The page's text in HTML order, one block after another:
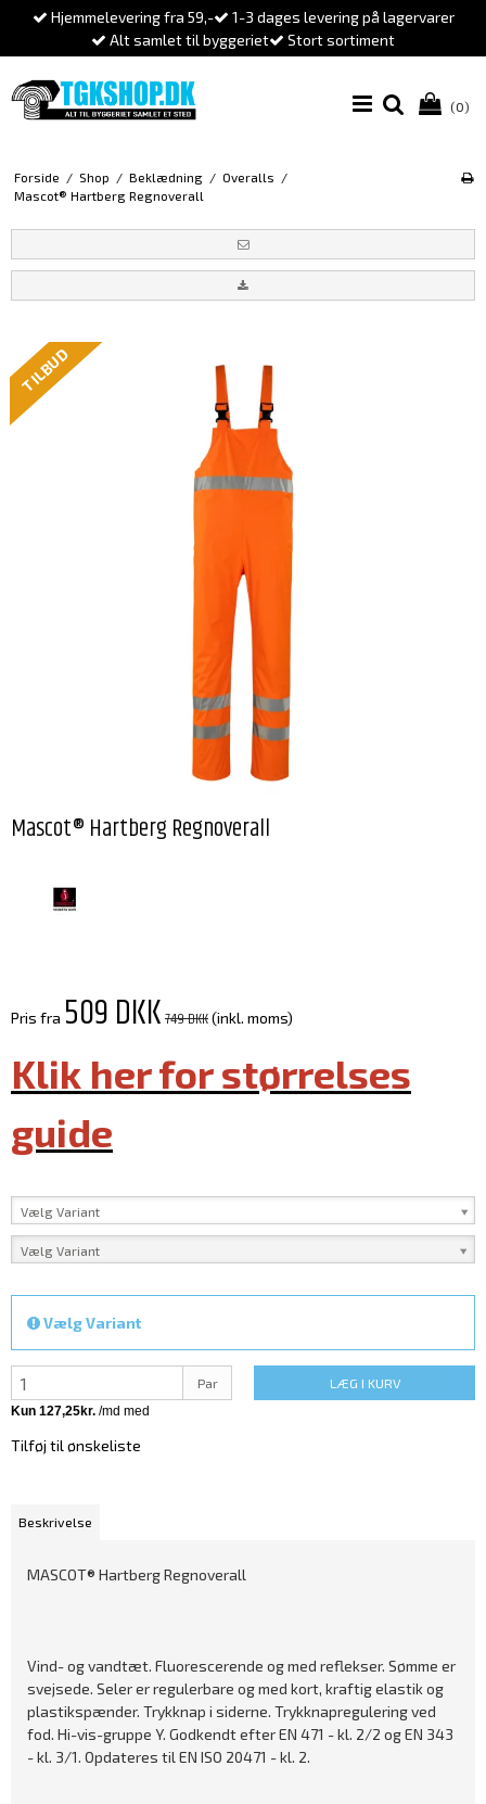
Hjemmelevering fra 59,-
1-3 dages levering på lagervarer
Alt samlet til byggeriet
Stort sortiment
(0)
Forside / Shop / Beklædning / Overalls /
Mascot® Hartberg Regnoverall
TILBUD
Mascot® Hartberg Regnoverall
Pris fra 509 DKK749 DKK(inkl. moms)
Klik her for størrelses
guide
Vælg Variant
Vælg Variant
Vælg Variant
Par LÆG I KURV
Tilføj til ønskeliste
Beskrivelse
MASCOT® Hartberg Regnoverall
Vind- og vandtæt. Fluorescerende og med reflekser. Sømme er
svejsede. Seler er regulerbare og med kort, kraftig elastik og
plastikspænder. Trykknap i siderne. Trykknapregulering ved
fod. Hi-vis-gruppe Y. Godkendt efter EN 471 - kl. 2/2 og EN 343
- kl. 3/1. Opdateres til EN ISO 20471 - kl. 2.